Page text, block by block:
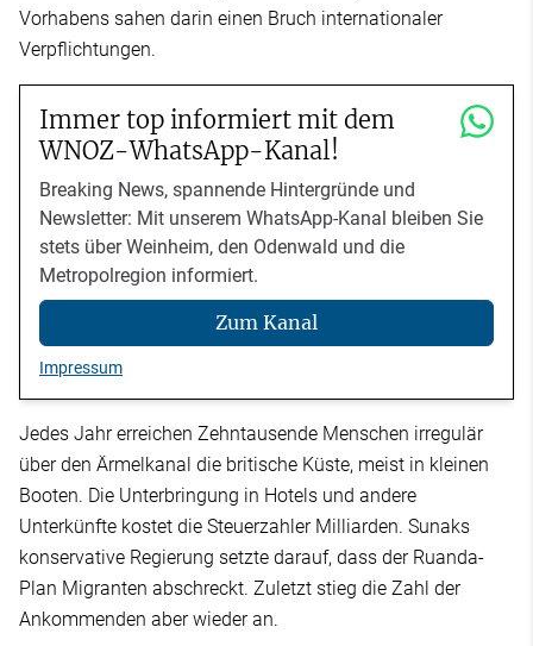
Vorhabens sahen darin einen Bruch internationaler
Verpflichtungen.
Immer top informiert mit dem
WNOZ-WhatsApp-Kanal!
Breaking News, spannende Hintergründe und
Newsletter: Mit unserem WhatsApp-Kanal bleiben Sie
stets über Weinheim, den Odenwald und die
Metropolregion informiert.
Zum Kanal
Impressum
Jedes Jahr erreichen Zehntausende Menschen irregulär
über den Ärmelkanal die britische Küste, meist in kleinen
Booten. Die Unterbringung in Hotels und andere
Unterkünfte kostet die Steuerzahler Milliarden. Sunaks
konservative Regierung setzte darauf, dass der Ruanda-
Plan Migranten abschreckt. Zuletzt stieg die Zahl der
Ankommenden aber wieder an.